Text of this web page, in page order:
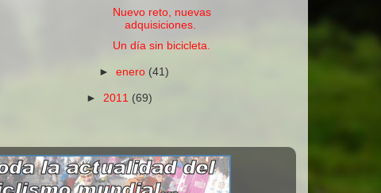
Nuevo reto, nuevas
adquisiciones.
Un día sin bicicleta.
►enero (41)
► 2011 (69)